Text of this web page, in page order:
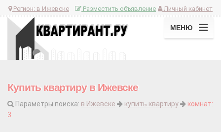
Регион: в Ижевске Личный кабинет
Разместить объявление
МЕНЮ
Купить квартиру в Ижевске
Параметры поиска: в Ижевске купить квартиру
комнат:
3